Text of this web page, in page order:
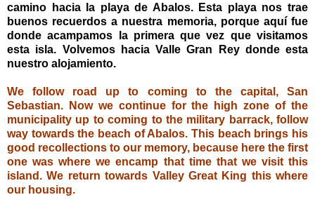
camino hacia la playa de Abalos. Esta playa nos trae
buenos recuerdos a nuestra memoria, porque aquí fue
donde acampamos la primera que vez que visitamos
esta isla. Volvemos hacia Valle Gran Rey donde esta
nuestro alojamiento.
We follow road up to coming to the capital, San
Sebastian. Now we continue for the high zone of the
municipality up to coming to the military barrack, follow
way towards the beach of Abalos. This beach brings his
good recollections to our memory, because here the first
one was where we encamp that time that we visit this
island. We return towards Valley Great King this where
our housing.